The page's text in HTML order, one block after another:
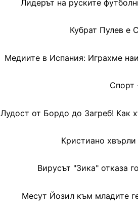
Лидерът на руските
Кубрат Пулев е
Медиите в Испания: Играхме
Спорт
Лудост от Бордо до Загреб! Как
Кристиано
Вирусът "Зика" отказа
Месут Йозил към младите